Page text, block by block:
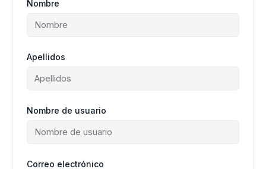
Nombre
Apellidos
Nombre de usuario
Correo electrónico